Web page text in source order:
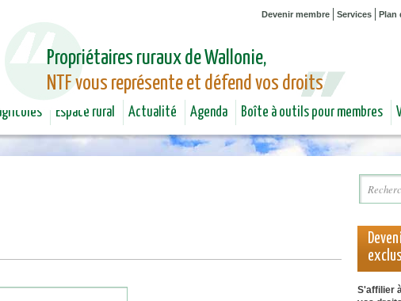
Devenir membre Services Plan
Propriétaires ruraux de Wallonie,
NTF vous représente et défend vos droits
Espace rural Actualité Agenda Boîte à outils pour membres
S'affilier